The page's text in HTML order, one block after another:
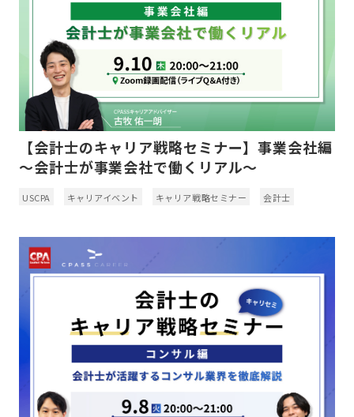
【会計士のキャリア戦略セミナー】事業会社編
～会計士が事業会社で働くリアル～
USCPA キャリアイベント キャリア戦略セミナー 会計士